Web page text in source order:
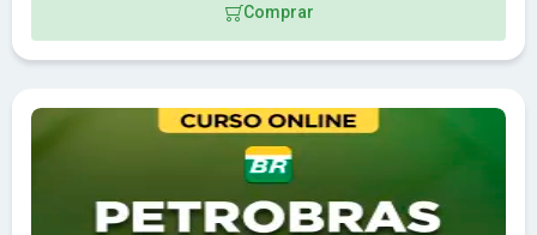
Comprar